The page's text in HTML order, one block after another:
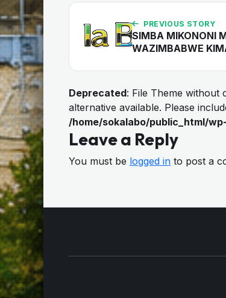
PREVIOUS STORY
SIMBA MIKONONI
WAZIMBABWE
Deprecated: File Theme without
alternative available. Please
/home/sokalabo/public_html/
Leave a Reply
You must be logged in to post a